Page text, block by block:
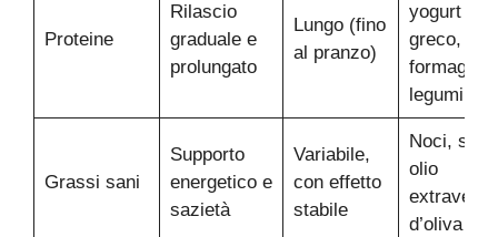
Proteine
Rilascio
graduale e
prolungato
Lungo (fino
al pranzo)
yogurt
greco,
formaggi,
legumi
Grassi sani
Supporto
energetico e
sazietà
Variabile,
con effetto
stabile
Noci,
olio
d’oliva